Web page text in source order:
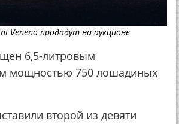
Veneno продадут на аукционе
6,5-литровым
мощностью 750 лошадиных
второй из девяти